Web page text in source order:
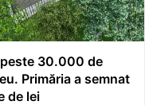
30.000 de
Primăria a semnat
de lei